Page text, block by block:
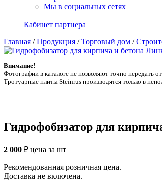
Мы в социальных сетях
Кабинет партнера
Главная /Продукция /Торговый дом /
Внимание!
Фотографии в каталоге не позволяют точно передать
Тротуарные плиты Steinrus производятся только в
Гидрофобизатор для
2 000 ₽ цена за шт
Рекомендованная розничная цена.
Доставка не включена.